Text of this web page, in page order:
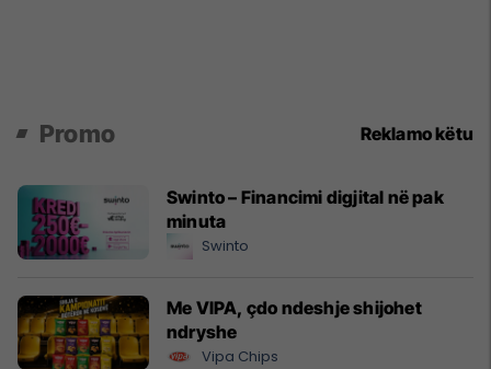
Promo Reklamo këtu
Swinto – Financimi digjital në pak
minuta
Swinto
Me VIPA, çdo ndeshje shijohet
ndryshe
Vipa Chips